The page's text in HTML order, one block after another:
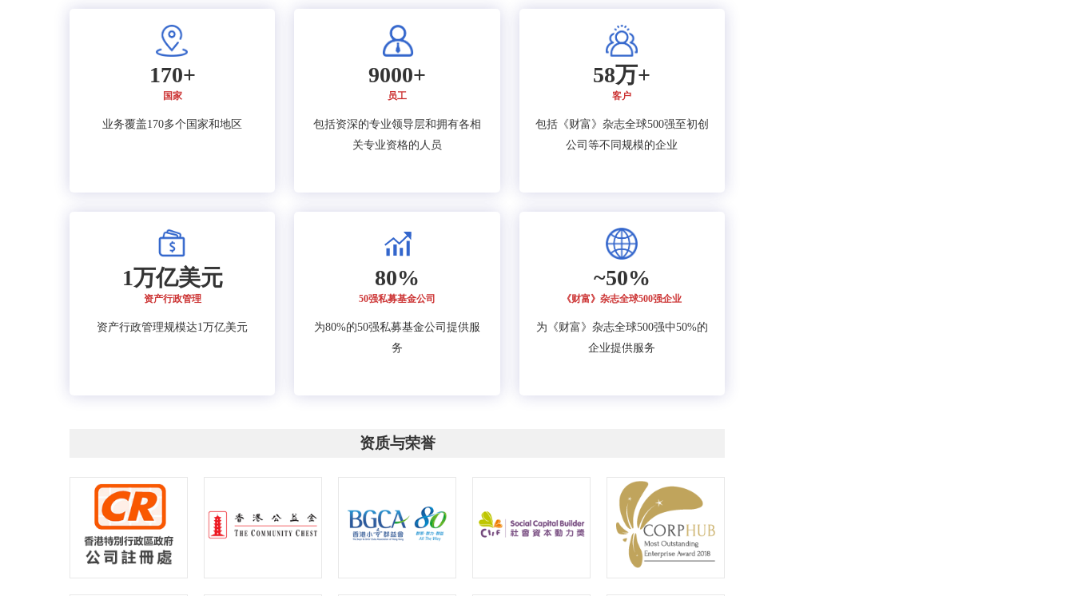
170+
国家
业务覆盖170多个国家和地区
9000+
员工
包括资深的专业领导层和拥有各相
关专业资格的人员
58万+
客户
包括《财富》杂志全球500强至初创
公司等不同规模的企业
1万亿美元
资产行政管理
资产行政管理规模达1万亿美元
80%
50强私募基金公司
为80%的50强私募基金公司提供服
务
~50%
《财富》杂志全球500强企业
为《财富》杂志全球500强中50%的
企业提供服务
资质与荣誉